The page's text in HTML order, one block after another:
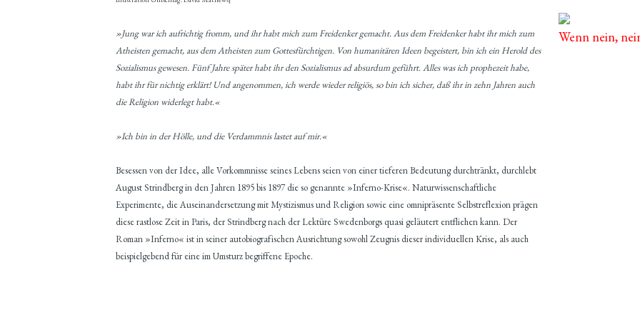
»Jung war ich aufrichtig fromm, und ihr habt mich zum Freidenker gemacht. Aus dem Freidenker habt ihr mich zum
Atheisten gemacht, aus dem Atheisten zum Gottesfürchtigen. Von humanitären Ideen begeistert, bin ich ein Herold des
Sozialismus gewesen. Fünf Jahre später habt ihr den Sozialismus ad absurdum geführt. Alles was ich prophezeit habe,
habt ihr für nichtig erklärt! Und angenommen, ich werde wieder religiös, so bin ich sicher, daß ihr in zehn Jahren auch
die Religion widerlegt habt.«
»Ich bin in der Hölle, und die Verdammnis lastet auf mir.«
Besessen von der Idee, alle Vorkommnisse seines Lebens seien von einer tieferen Bedeutung durchtränkt, durchlebt
August Strindberg in den Jahren 1895 bis 1897 die so genannte »Inferno-Krise«. Naturwissenschaftliche
Experimente, die Auseinandersetzung mit Mystizismus und Religion sowie eine omnipräsente Selbstreflexion prägen
diese rastlose Zeit in Paris, der Strindberg nach der Lektüre Swedenborgs quasi geläutert entfliehen kann. Der
Roman »Inferno« ist in seiner autobiografischen Ausrichtung sowohl Zeugnis dieser individuellen Krise, als auch
beispielgebend für eine im Umsturz begriffene Epoche.
Wenn nein,